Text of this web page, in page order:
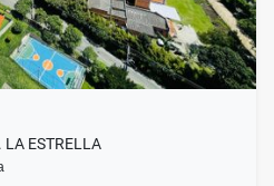
LA ESTRELLA